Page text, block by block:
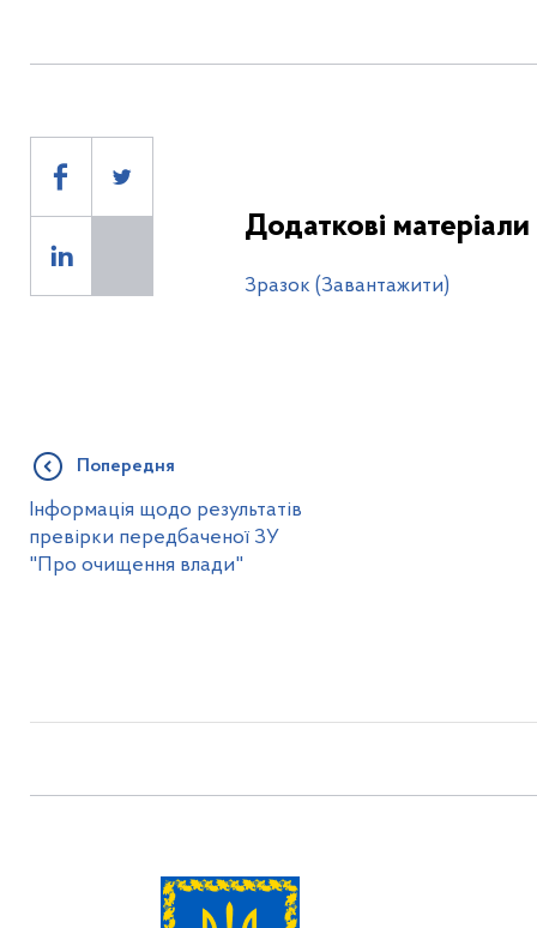
Додаткові матеріали
Зразок (Завантажити)
Попередня
Інформація щодо результатів
превірки передбаченої ЗУ
"Про очищення влади"